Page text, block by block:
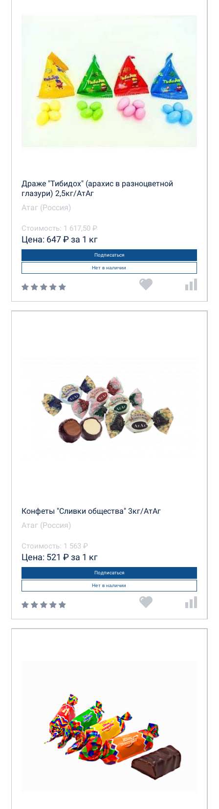
Драже "Тибидох" (арахис в разноцветной
глазури) 2,5кг/АтАг
Атаг (Россия)
Стоимость: 1 617,50 ₽
Цена: 647 ₽ за 1 кг
Подписаться
Нет в наличии
Конфеты "Сливки общества" 3кг/АтАг
Атаг (Россия)
Стоимость: 1 563 ₽
Цена: 521 ₽ за 1 кг
Подписаться
Нет в наличии